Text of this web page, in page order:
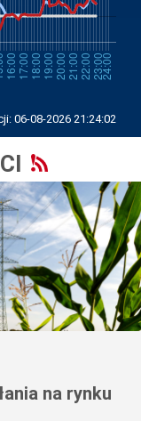
06-08-2026 21:24:02
na rynku